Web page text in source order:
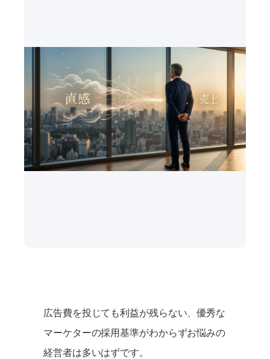
広告費を投じても利益が残らない、優秀な
マーケターの採用基準がわからずお悩みの
経営者は多いはずです。